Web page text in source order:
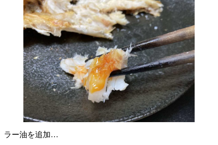
ラー油を追加…